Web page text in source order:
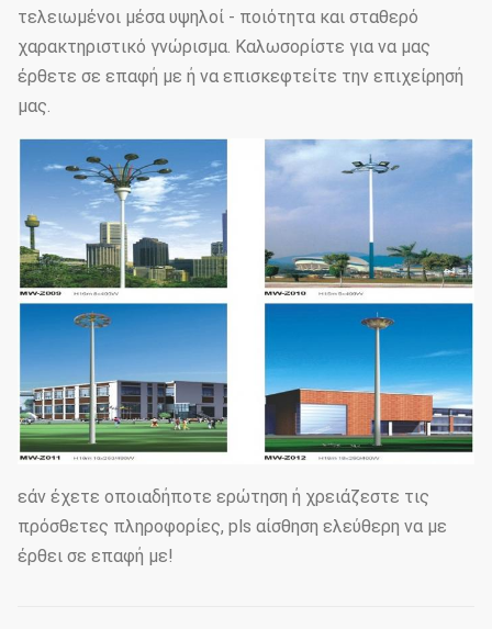
τελειωμένοι μέσα υψηλοί - ποιότητα και σταθερό
χαρακτηριστικό γνώρισμα. Καλωσορίστε για να μας
έρθετε σε επαφή με ή να επισκεφτείτε την επιχείρησή
μας.
εάν έχετε οποιαδήποτε ερώτηση ή χρειάζεστε τις
πρόσθετες πληροφορίες, pls αίσθηση ελεύθερη να με
έρθει σε επαφή με!